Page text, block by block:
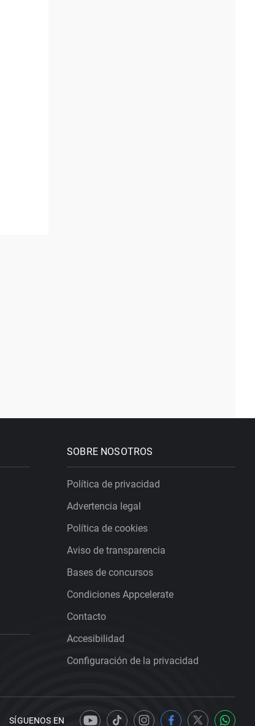
SOBRE NOSOTROS
Política de privacidad
Advertencia legal
Política de cookies
Aviso de transparencia
Bases de concursos
Condiciones Appcelerate
Contacto
Accesibilidad
Configuración de la privacidad
SÍGUENOS EN